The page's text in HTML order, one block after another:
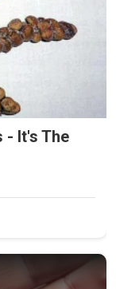
- It's The